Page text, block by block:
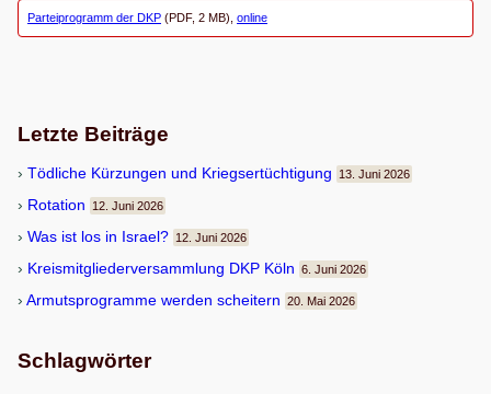
Parteiprogramm der DKP (PDF, 2 MB), online
Letzte Beiträge
Töd­li­che Kür­zun­gen und Kriegsertüchtigung 13. Juni 2026
Rota­tion 12. Juni 2026
Was ist los in Israel? 12. Juni 2026
Kreis­mit­glie­der­ver­samm­lung DKP Köln 6. Juni 2026
Armuts­pro­gramme wer­den scheitern 20. Mai 2026
Schlagwörter